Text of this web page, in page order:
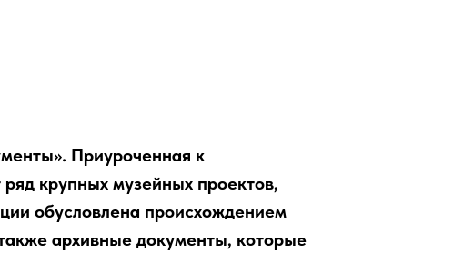
Приуроченная к
крупных музейных проектов,
обусловлена происхождением
архивные документы, которые